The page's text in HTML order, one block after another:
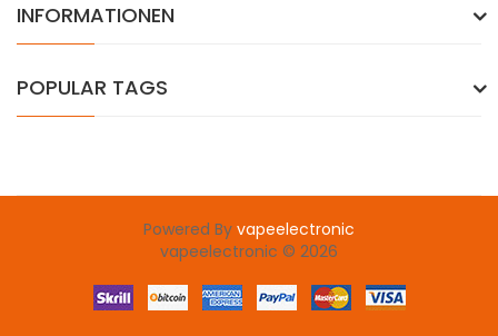
INFORMATIONEN
POPULAR TAGS
Powered By vapeelectronic
best casino ukslot gacorjudi online
vapeelectronic © 2026